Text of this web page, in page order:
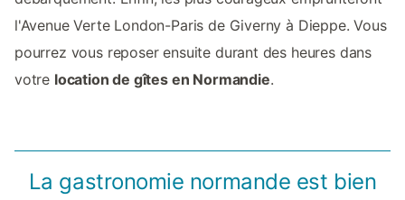
l'Avenue Verte London-Paris de Giverny à Dieppe. Vous
pourrez vous reposer ensuite durant des heures dans
votre location de gîtes en Normandie.
La gastronomie normande est bien